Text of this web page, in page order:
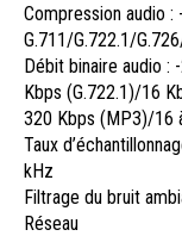
Compression audio :
G.711/G.722.1/
Débit binaire audio :
Kbps (G.722.1)/16
320 Kbps (MP3)/16
Taux
kHz
Filtrage du bruit
Réseau